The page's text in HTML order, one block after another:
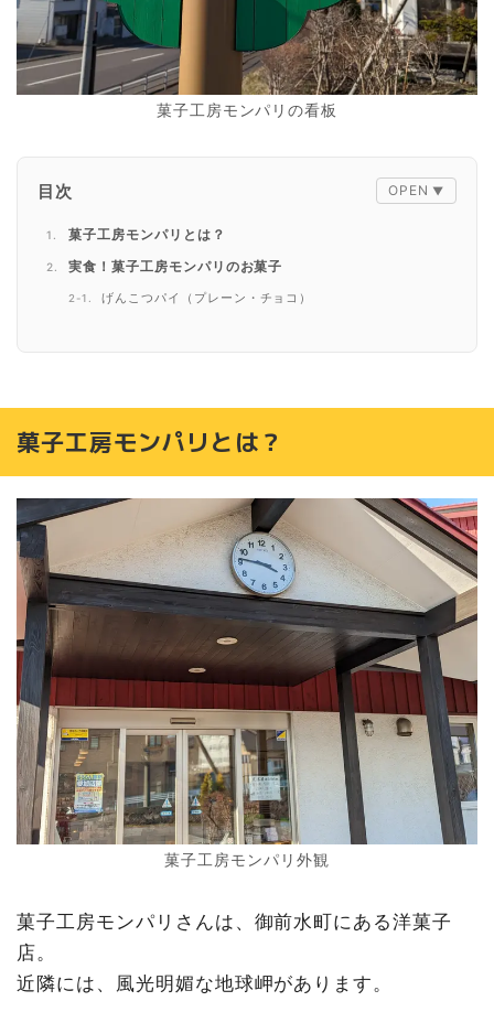
菓子工房モンパリの看板
目次
菓子工房モンパリとは？
実食！菓子工房モンパリのお菓子
げんこつパイ（プレーン・チョコ）
菓子工房モンパリとは？
菓子工房モンパリ外観
菓子工房モンパリさんは、御前水町にある洋菓子
店。
近隣には、風光明媚な地球岬があります。